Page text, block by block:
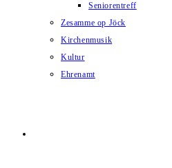
Seniorentreff
Zesamme op Jöck
Kirchenmusik
Kultur
Ehrenamt